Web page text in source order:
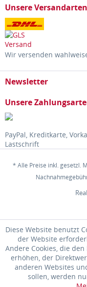
Unsere Versandarten
Wir versenden
Newsletter
Unsere
PayPal, Kreditkarte,
Lastschrift
* Alle Preise inkl. gesetzl.
Diese Website benutzt
der Website
Andere Cookies, die
erhöhen, der
anderen Websites
sollen, werden